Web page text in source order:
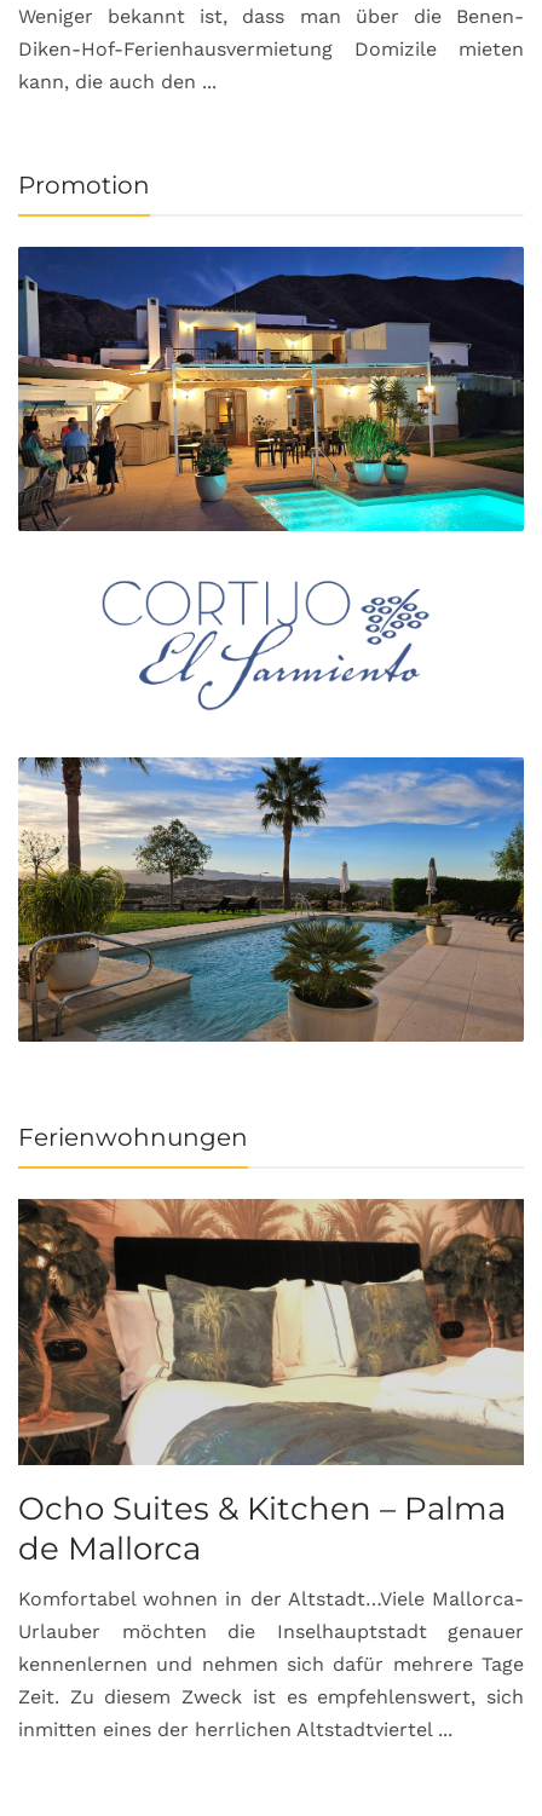
Weniger bekannt ist, dass man über die Benen-
Diken-Hof-Ferienhausvermietung Domizile mieten
kann, die auch den ...
Promotion
Ferienwohnungen
Ocho Suites & Kitchen – Palma
de Mallorca
Komfortabel wohnen in der Altstadt…Viele Mallorca-
Urlauber möchten die Inselhauptstadt genauer
kennenlernen und nehmen sich dafür mehrere Tage
Zeit. Zu diesem Zweck ist es empfehlenswert, sich
inmitten eines der herrlichen Altstadtviertel ...